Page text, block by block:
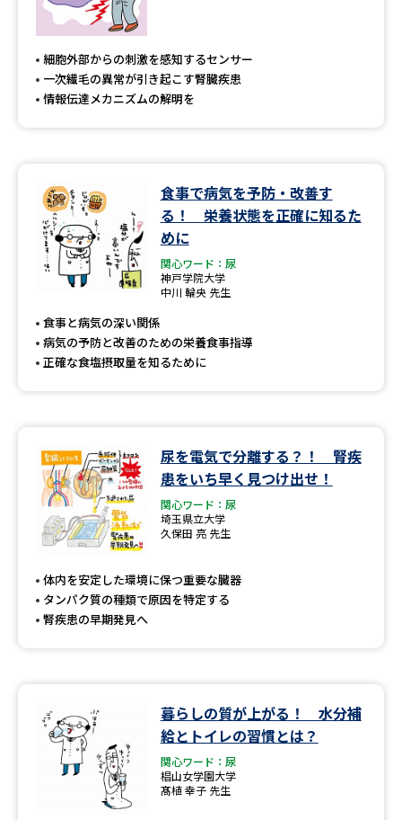
大学研究
大学で学べる内容や特徴を調べる
データサイエンス特集 奨学金・特待生制度特集
デジタルパンフレット 進路の３択
新学年スタート号特集ページ
（高3生用）
新学年スタート号特集ページ
SELFBRAND特集ページ
オープンキャンパス検索 実施プログラムから探す
来場型・Web型イベント特集 夢ナビライブ
受験準備
先輩が入学を決めた理由 テレメール全国一斉進学調査
新生活お役立ちガイド
細胞外部からの刺激を感知するセンサー
一次繊毛の異常が引き起こす腎臓疾患
情報伝達メカニズムの解明を
食事で病気を予防・改善す
る！ 栄養状態を正確に知るた
めに
関心ワード：尿
神戸学院大学
中川 輪央 先生
食事と病気の深い関係
病気の予防と改善のための栄養食事指導
正確な食塩摂取量を知るために
尿を電気で分離する？！ 腎疾
患をいち早く見つけ出せ！
関心ワード：尿
埼玉県立大学
久保田 亮 先生
体内を安定した環境に保つ重要な臓器
タンパク質の種類で原因を特定する
腎疾患の早期発見へ
暮らしの質が上がる！ 水分補
給とトイレの習慣とは？
関心ワード：尿
椙山女学園大学
髙植 幸子 先生